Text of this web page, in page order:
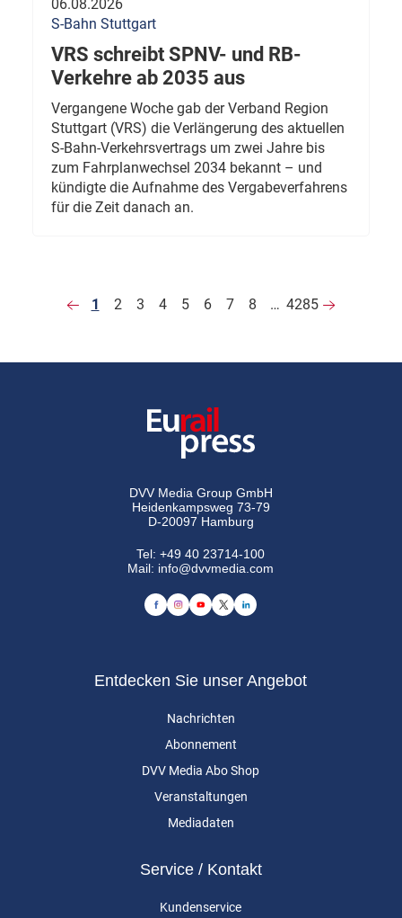
06.08.2026
S-Bahn Stuttgart
VRS schreibt SPNV- und RB-
Verkehre ab 2035 aus
Vergangene Woche gab der Verband Region
Stuttgart (VRS) die Verlängerung des aktuellen
S-Bahn-Verkehrsvertrags um zwei Jahre bis
zum Fahrplanwechsel 2034 bekannt – und
kündigte die Aufnahme des Vergabeverfahrens
für die Zeit danach an.
1 2 3 4 5 6 7 8 … 4285
DVV Media Group GmbH
Heidenkampsweg 73-79
D-20097 Hamburg
Tel:+49 40 23714-100
Mail: info@dvvmedia.com
Entdecken Sie unser Angebot
Nachrichten
Abonnement
DVV Media Abo Shop
Veranstaltungen
Mediadaten
Service / Kontakt
Kundenservice